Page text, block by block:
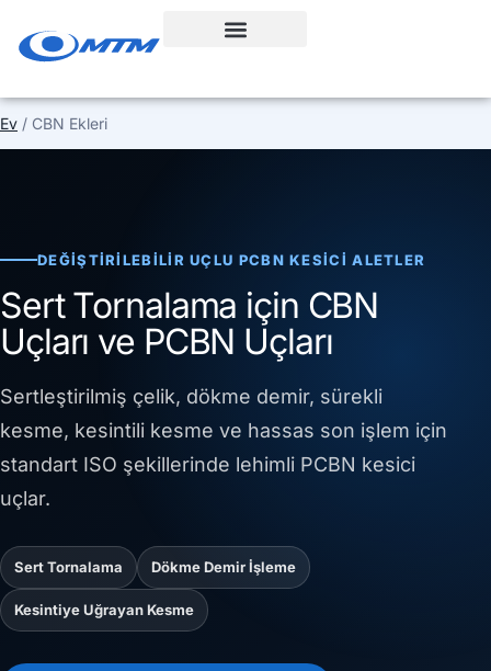
geç
Ev / CBN Ekleri
DEĞIŞTIRILEBILIR UÇLU PCBN KESICI ALETLER
Sert Tornalama için CBN
Uçları ve PCBN Uçları
Sertleştirilmiş çelik, dökme demir, sürekli
kesme, kesintili kesme ve hassas son işlem için
standart ISO şekillerinde lehimli PCBN kesici
uçlar.
Sert Tornalama Dökme Demir İşleme
Kesintiye Uğrayan Kesme